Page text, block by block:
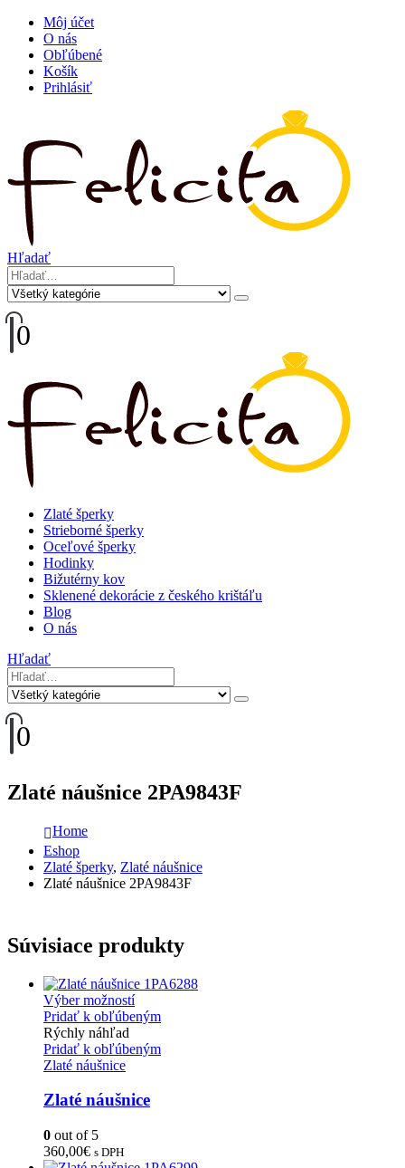
Môj účet
O nás
Obľúbené
Košík
Prihlásiť
Hľadať
0
Zlaté šperky
Strieborné šperky
Oceľové šperky
Hodinky
Bižutérny kov
Sklenené dekorácie z českého krištáľu
Blog
O nás
Hľadať
0
Zlaté náušnice 2PA9843F
Home
Eshop
Zlaté šperky, Zlaté náušnice
Zlaté náušnice 2PA9843F
Súvisiace produkty
Výber možností
Pridať k obľúbeným
Rýchly náhľad
Pridať k obľúbeným
Zlaté náušnice
Zlaté náušnice
0 out of 5
360,00€ s DPH